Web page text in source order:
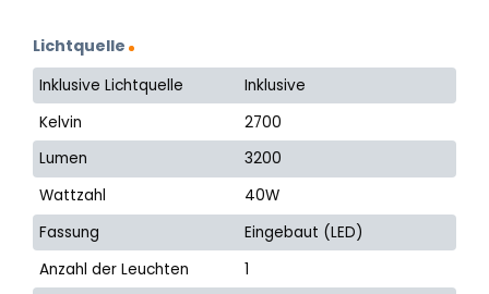
Lichtquelle
Inklusive Lichtquelle
Inklusive
Kelvin
2700
Lumen
3200
Wattzahl
40W
Fassung
Eingebaut (LED)
Anzahl der Leuchten
1